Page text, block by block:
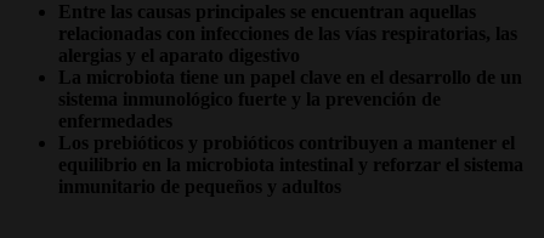
Entre las causas principales se encuentran aquellas
relacionadas con infecciones de las vías respiratorias, las
alergias y el aparato digestivo
La microbiota tiene un papel clave en el desarrollo de un
sistema inmunológico fuerte y la prevención de
enfermedades
Los prebióticos y probióticos contribuyen a mantener el
equilibrio en la microbiota intestinal y reforzar el sistema
inmunitario de pequeños y adultos